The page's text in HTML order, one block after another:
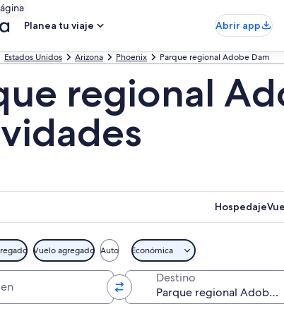
Planea tu viaje
Abrir app
Estados Unidos Arizona Phoenix Parque regional Adobe Dam
regional
Hospedaje
Vuelo agregado Auto Económica
Destino